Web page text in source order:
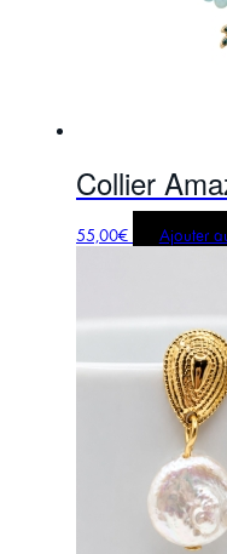
Collier
55,00€ Ajouter